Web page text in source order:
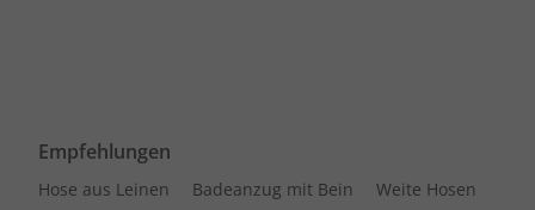
Empfehlungen
Hose aus Leinen Badeanzug mit Bein
Weite Hosen